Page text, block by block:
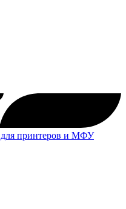
для принтеров и МФУ